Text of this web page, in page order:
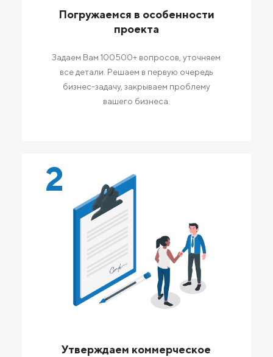
Погружаемся в особенности
проекта
Задаем Вам 100500+ вопросов, уточняем
все детали. Решаем в первую очередь
бизнес-задачу, закрываем проблему
вашего бизнеса.
2
Утверждаем коммерческое